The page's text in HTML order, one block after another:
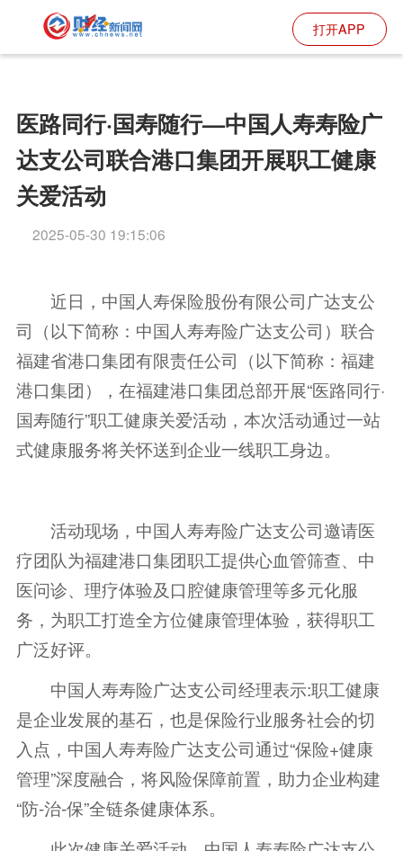
打开APP
医路同行·国寿随行—中国人寿寿险广
达支公司联合港口集团开展职工健康
关爱活动
2025-05-30 19:15:06
近日，中国人寿保险股份有限公司广达支公
司（以下简称：中国人寿寿险广达支公司）联合
福建省港口集团有限责任公司（以下简称：福建
港口集团），在福建港口集团总部开展“医路同行·
国寿随行”职工健康关爱活动，本次活动通过一站
式健康服务将关怀送到企业一线职工身边。
活动现场，中国人寿寿险广达支公司邀请医
疗团队为福建港口集团职工提供心血管筛查、中
医问诊、理疗体验及口腔健康管理等多元化服
务，为职工打造全方位健康管理体验，获得职工
广泛好评。
中国人寿寿险广达支公司经理表示:职工健康
是企业发展的基石，也是保险行业服务社会的切
入点，中国人寿寿险广达支公司通过“保险+健康
管理”深度融合，将风险保障前置，助力企业构建
“防-治-保”全链条健康体系。